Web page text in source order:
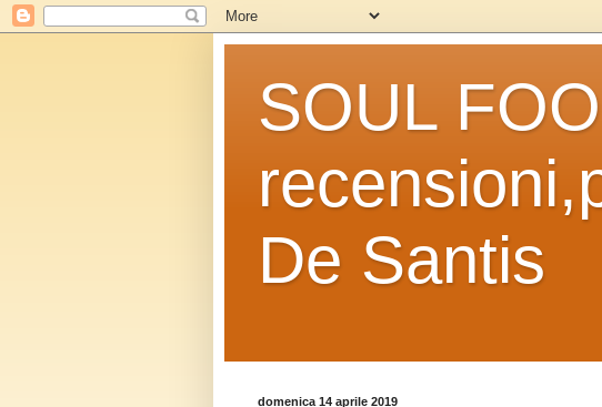
SOUL
De Santis
domenica 14 aprile 2019